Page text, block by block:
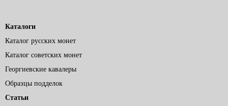
Каталоги
Каталог русских монет
Каталог советских монет
Георгиевские кавалеры
Образцы подделок
Статьи